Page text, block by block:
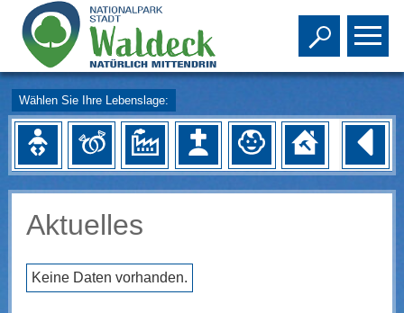
Toggle
Wählen Sie Ihre Lebenslage:
Aktuelles
Keine Daten vorhanden.